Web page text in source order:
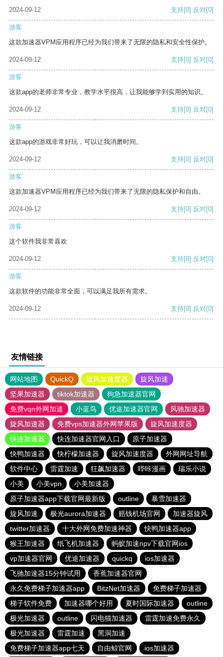
2024-09-12
支持[0] 反对[0]
游客
这款加速器VPM应用程序已经为我们带来了无限的隐私和安全性保护。
2024-09-12 支持[0] 反对[0]
游客
这款app的老师非常专业，教学水平很高，让我能够学到实用的知识。
2024-09-12 支持[0] 反对[0]
游客
这款app的游戏非常好玩，可以让我消磨时间。
2024-09-12 支持[0] 反对[0]
游客
这款加速器VPM应用程序已经为我们带来了无限的隐私保护和自由。
2024-09-12 支持[0] 反对[0]
游客
这个软件我非常喜欢
2024-09-12 支持[0] 反对[0]
游客
这款软件的功能非常全面，可以满足我所有需求。
2024-09-12 支持[0] 反对[0]
友情链接
网站地图 QuickQ 旋风加速度器
旋风加速
坚果加速器
tiktok加速器
狗急加速器官网
免费vqn外网加速
小蓝鸟 优途加速器官网
风驰加速器
旋风加速器
免费vps加速器外网苹果版
旋风加速度器
快连加速器
快连加速器官网入口
原子加速器
快鸭加速器
快柠檬加速器 旋风加速度器
外网网址导航
软件中心
雷霆加速 狂飙加速器 哔咔漫画
瑞乐小说
小美
小美vpn
小美加速器
原子加速器app下载官网最新版
outline
暴雪加速器
旋风加速
极光aurora加速器 赔钱机场官网
加速器旋风
twitter加速器
十大外网免费加速神器
快鸭加速器app
猴王加速器
纸飞机加速器
蚂蚁加速npv下载官网ios
vp加速器官网
优途加速器 quickq
ios加速器
飞驰加速器15分钟试用
香蕉加速器官网
永久免费梯子加速器app
BitzNet加速器
免费梯子加速器
梯子软件免费
加速器哪个好用 夏时国际加速器
outline
极光加速器
outline 闪电猫加速器
雷霆加速免费永久
极光加速器
雷霆加速
黑洞加速
免费梯子加速器app七天
自由鲸官网 ios加速器